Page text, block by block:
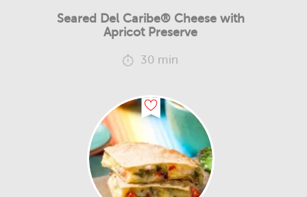
Seared Del Caribe® Cheese with
Apricot Preserve
30 min